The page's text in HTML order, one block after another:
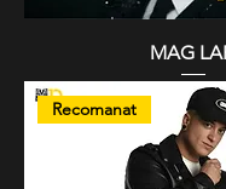
MAG
Recomanat